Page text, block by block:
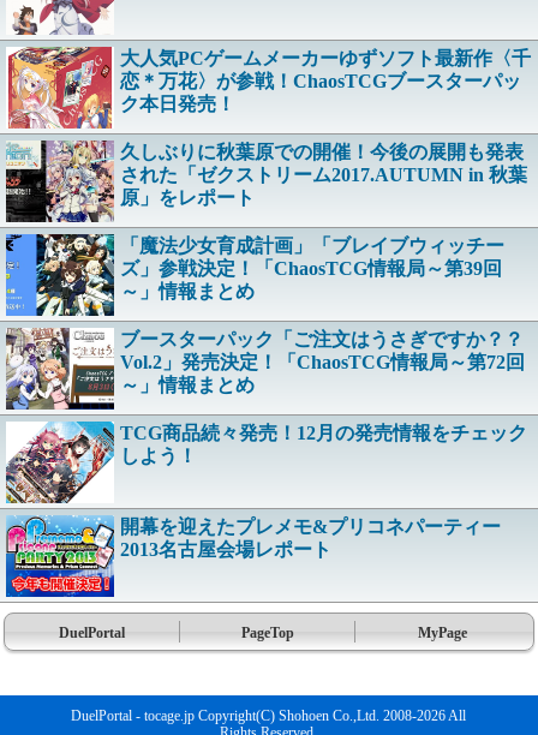
大人気PCゲームメーカーゆずソフト最新作〈千
恋＊万花〉が参戦！ChaosTCGブースターパッ
ク本日発売！
久しぶりに秋葉原での開催！今後の展開も発表
された「ゼクストリーム2017.AUTUMN in 秋葉
原」をレポート
「魔法少女育成計画」「ブレイブウィッチー
ズ」参戦決定！「ChaosTCG情報局～第39回
～」情報まとめ
ブースターパック「ご注文はうさぎですか？？
Vol.2」発売決定！「ChaosTCG情報局～第72回
～」情報まとめ
TCG商品続々発売！12月の発売情報をチェック
しよう！
開幕を迎えたプレメモ&プリコネパーティー
2013名古屋会場レポート
DuelPortal PageTop MyPage
DuelPortal - tocage.jp Copyright(C) Shohoen Co.,Ltd. 2008-2026 All